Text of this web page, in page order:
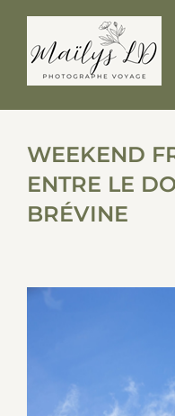
content
WEEKEND
ENTRE LE
BRÉVINE